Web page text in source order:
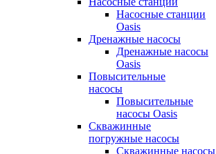
Насосные станции
Oasis
Дренажные насосы
Дренажные насосы
Oasis
Повысительные
насосы
Повысительные
насосы Oasis
Скважинные
погружные насосы
Скважинные насосы